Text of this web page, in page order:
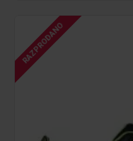
RAZPRODANO